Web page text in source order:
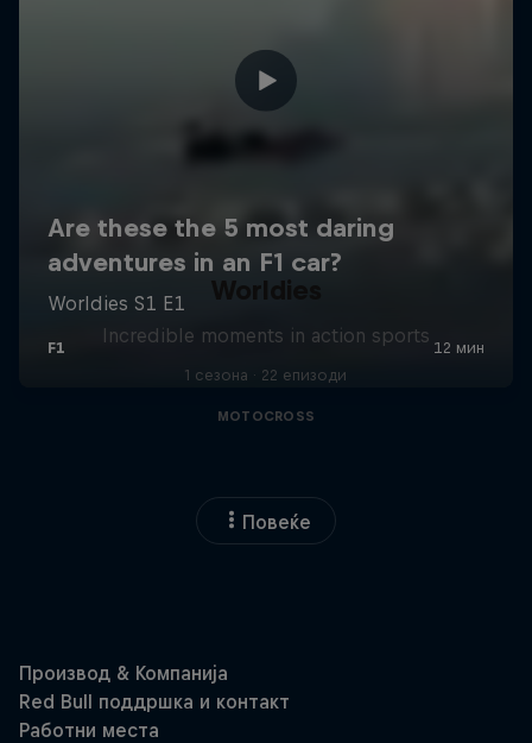
Worldies
Incredible moments in action sports
1 сезона · 22 епизоди
MOTOCROSS
Повеќе